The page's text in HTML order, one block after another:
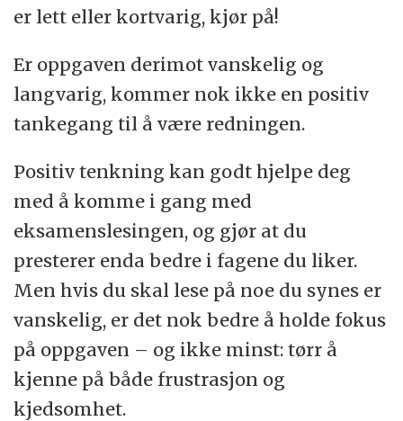
er lett eller kortvarig, kjør på!
Er oppgaven derimot vanskelig og
langvarig, kommer nok ikke en positiv
tankegang til å være redningen.
Positiv tenkning kan godt hjelpe deg
med å komme i gang med
eksamenslesingen, og gjør at du
presterer enda bedre i fagene du liker.
Men hvis du skal lese på noe du synes er
vanskelig, er det nok bedre å holde fokus
på oppgaven – og ikke minst: tørr å
kjenne på både frustrasjon og
kjedsomhet.